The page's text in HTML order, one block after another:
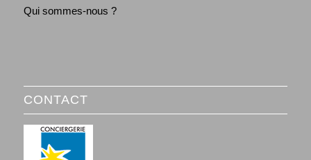
Qui sommes-nous ?
CONTACT